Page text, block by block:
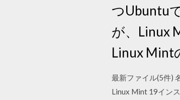
つUbuntu
が、Linux
Linux Mint
最新ファイル(5件)
Linux Mint 19イン